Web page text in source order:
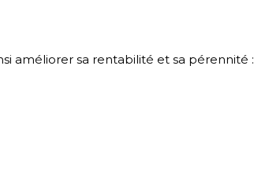
améliorer sa rentabilité et sa pérennité :